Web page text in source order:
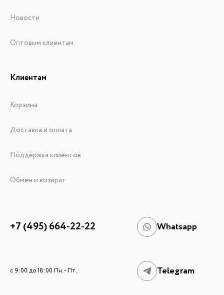
Новости
Оптовым клиентам
Клиентам
Корзина
Доставка и оплата
Поддержка клиентов
Обмен и возврат
+7 (495) 664-22-22 Whatsapp
c 9:00 до 18:00 Пн. - Пт. Telegram